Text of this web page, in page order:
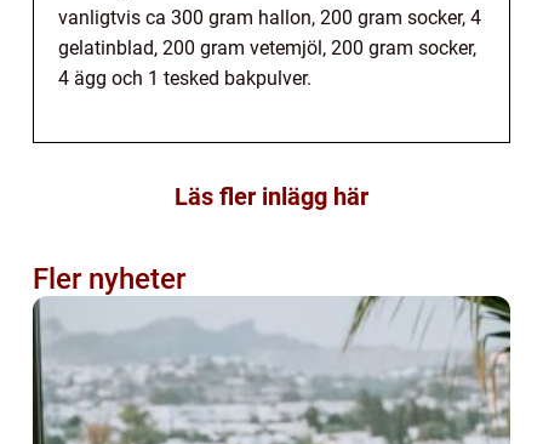
vanligtvis ca 300 gram hallon, 200 gram socker, 4
gelatinblad, 200 gram vetemjöl, 200 gram socker,
4 ägg och 1 tesked bakpulver.
Läs fler inlägg här
Fler nyheter